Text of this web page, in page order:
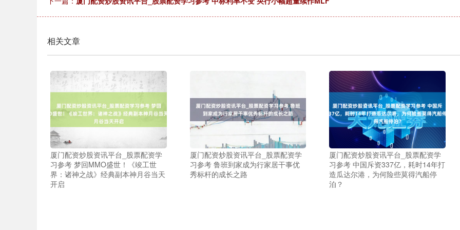
相关文章
厦门配资炒股资讯平台_股票配资学
习参考 梦回MMO盛世！《竣工世
界：诸神之战》经典副本神月谷当天
开启
厦门配资炒股资讯平台_股票配资学
习参考 鲁班到家成为行家居干事优
秀标杆的成长之路
厦门配资炒股资讯平台_股票配资学
习参考 中国斥资337亿，耗时14年打
造瓜达尔港，为何险些莫得汽船停
泊？